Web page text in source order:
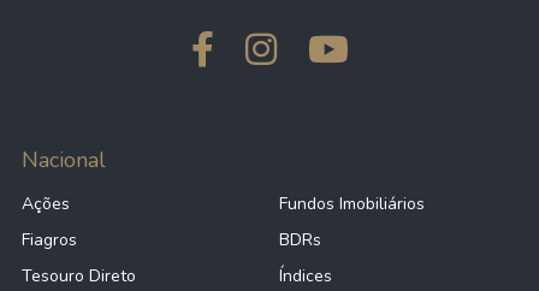
Nacional
Ações
Fundos Imobiliários
Fiagros
BDRs
Tesouro Direto
Índices